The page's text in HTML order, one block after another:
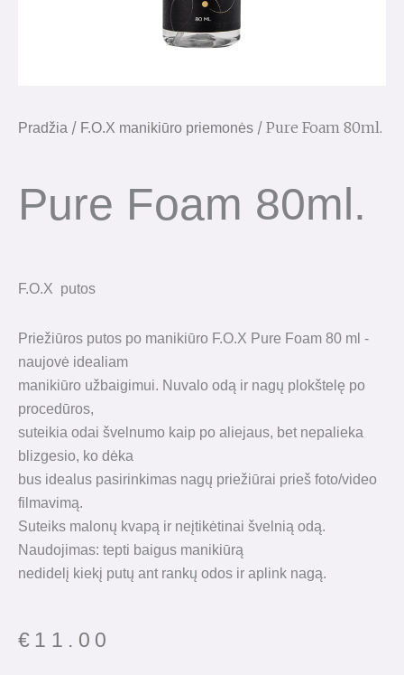
Pradžia / F.O.X manikiūro priemonės / Pure Foam 80ml.
Pure Foam 80ml.
F.O.X putos
Priežiūros putos po manikiūro F.O.X Pure Foam 80 ml -
naujovė idealiam
manikiūro užbaigimui. Nuvalo odą ir nagų plokštelę po
procedūros,
suteikia odai švelnumo kaip po aliejaus, bet nepalieka
blizgesio, ko dėka
bus idealus pasirinkimas nagų priežiūrai prieš foto/video
filmavimą.
Suteiks malonų kvapą ir neįtikėtinai švelnią odą.
Naudojimas: tepti baigus manikiūrą
nedidelį kiekį putų ant rankų odos ir aplink nagą.
€ 11.00